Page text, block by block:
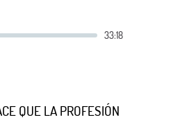
QUE LA PROFESIÓN